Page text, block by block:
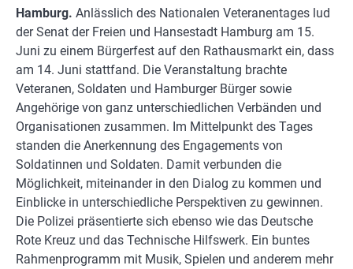
Hamburg. Anlässlich des Nationalen Veteranentages lud
der Senat der Freien und Hansestadt Hamburg am 15.
Juni zu einem Bürgerfest auf den Rathausmarkt ein, dass
am 14. Juni stattfand. Die Veranstaltung brachte
Veteranen, Soldaten und Hamburger Bürger sowie
Angehörige von ganz unterschiedlichen Verbänden und
Organisationen zusammen. Im Mittelpunkt des Tages
standen die Anerkennung des Engagements von
Soldatinnen und Soldaten. Damit verbunden die
Möglichkeit, miteinander in den Dialog zu kommen und
Einblicke in unterschiedliche Perspektiven zu gewinnen.
Die Polizei präsentierte sich ebenso wie das Deutsche
Rote Kreuz und das Technische Hilfswerk. Ein buntes
Rahmenprogramm mit Musik, Spielen und anderem mehr